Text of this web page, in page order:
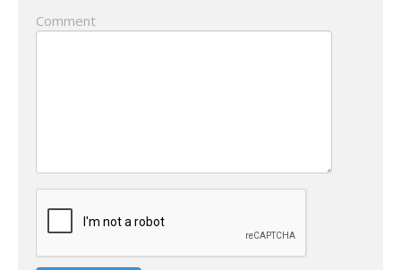
Comment